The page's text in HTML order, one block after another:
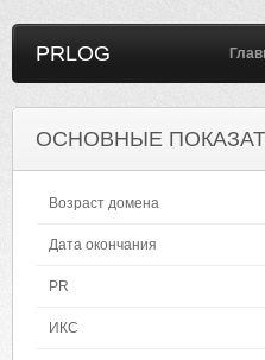
PRLOG
ОСНОВНЫЕ
Возраст домена
Дата окончания
PR
ИКС